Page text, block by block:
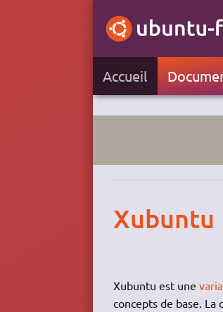
Accueil
Xubuntu
Xubuntu est une
concepts de base.